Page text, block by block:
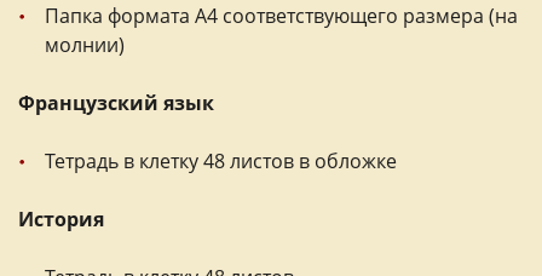
Папка формата А4 соответствующего размера (на
молнии)
Французский язык
Тетрадь в клетку 48 листов в обложке
История